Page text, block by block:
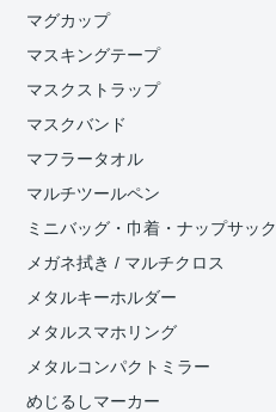
マグカップ
マスキングテープ
マスクストラップ
マスクバンド
マフラータオル
マルチツールペン
ミニバッグ・巾着・ナップサック
メガネ拭き / マルチクロス
メタルキーホルダー
メタルスマホリング
メタルコンパクトミラー
めじるしマーカー